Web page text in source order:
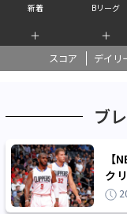
新着
＋
Bリーグ
＋
スコア デイリ
ブ
【
ク
「